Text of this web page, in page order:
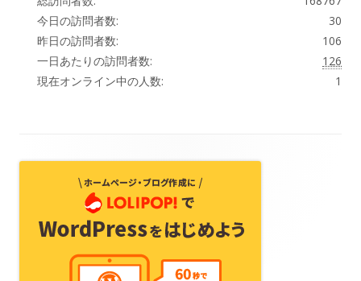
30
今日の訪問者数:
106
昨日の訪問者数:
126
一日あたりの訪問者数:
1
現在オンライン中の人数:
ー・